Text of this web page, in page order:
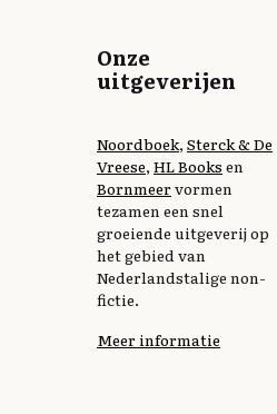
Onze
uitgeverijen
Noordboek, Sterck & De
Vreese, HL Books en
Bornmeervormen
tezamen een snel
groeiende uitgeverij op
het gebied van
Nederlandstalige non-
fictie.
Meer informatie